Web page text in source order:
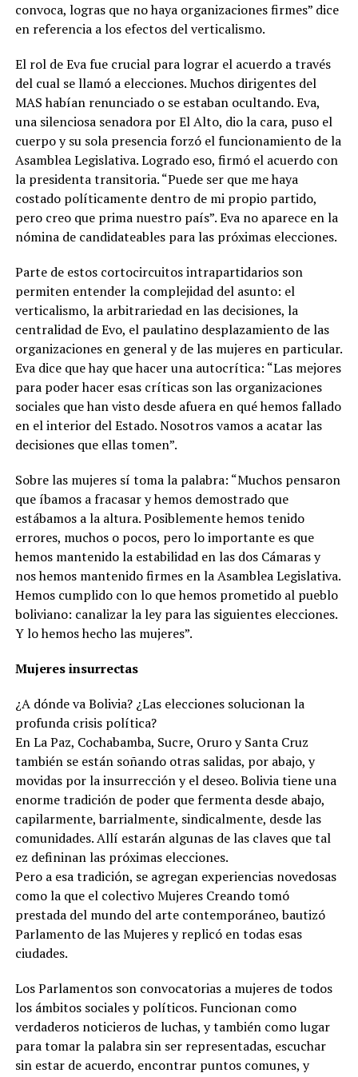
convoca, logras que no haya organizaciones firmes” dice
en referencia a los efectos del verticalismo.
El rol de Eva fue crucial para lograr el acuerdo a través
del cual se llamó a elecciones. Muchos dirigentes del
MAS habían renunciado o se estaban ocultando. Eva,
una silenciosa senadora por El Alto, dio la cara, puso el
cuerpo y su sola presencia forzó el funcionamiento de la
Asamblea Legislativa. Logrado eso, firmó el acuerdo con
la presidenta transitoria. “Puede ser que me haya
costado políticamente dentro de mi propio partido,
pero creo que prima nuestro país”. Eva no aparece en la
nómina de candidateables para las próximas elecciones.
Parte de estos cortocircuitos intrapartidarios son
permiten entender la complejidad del asunto: el
verticalismo, la arbitrariedad en las decisiones, la
centralidad de Evo, el paulatino desplazamiento de las
organizaciones en general y de las mujeres en particular.
Eva dice que hay que hacer una autocrítica: “Las mejores
para poder hacer esas críticas son las organizaciones
sociales que han visto desde afuera en qué hemos fallado
en el interior del Estado. Nosotros vamos a acatar las
decisiones que ellas tomen”.
Sobre las mujeres sí toma la palabra: “Muchos pensaron
que íbamos a fracasar y hemos demostrado que
estábamos a la altura. Posiblemente hemos tenido
errores, muchos o pocos, pero lo importante es que
hemos mantenido la estabilidad en las dos Cámaras y
nos hemos mantenido firmes en la Asamblea Legislativa.
Hemos cumplido con lo que hemos prometido al pueblo
boliviano: canalizar la ley para las siguientes elecciones.
Y lo hemos hecho las mujeres”.
Mujeres insurrectas
¿A dónde va Bolivia? ¿Las elecciones solucionan la
profunda crisis política?
En La Paz, Cochabamba, Sucre, Oruro y Santa Cruz
también se están soñando otras salidas, por abajo, y
movidas por la insurrección y el deseo. Bolivia tiene una
enorme tradición de poder que fermenta desde abajo,
capilarmente, barrialmente, sindicalmente, desde las
comunidades. Allí estarán algunas de las claves que tal
ez defininan las próximas elecciones.
Pero a esa tradición, se agregan experiencias novedosas
como la que el colectivo Mujeres Creando tomó
prestada del mundo del arte contemporáneo, bautizó
Parlamento de las Mujeres y replicó en todas esas
ciudades.
Los Parlamentos son convocatorias a mujeres de todos
los ámbitos sociales y políticos. Funcionan como
verdaderos noticieros de luchas, y también como lugar
para tomar la palabra sin ser representadas, escuchar
sin estar de acuerdo, encontrar puntos comunes, y